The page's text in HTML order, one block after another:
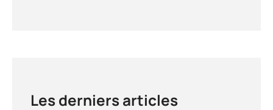
Les derniers articles